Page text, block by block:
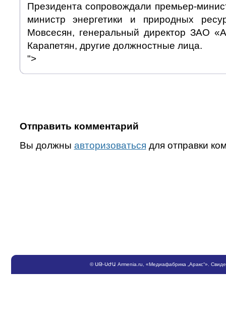
Президента сопровождали премьер-
министр энергетики и природных
Мовсесян, генеральный директор ЗАО
Карапетян, другие должностные лица.
">
Отправить комментарий
Вы должны авторизоваться для отправки
©ՍԹ-ՍԺԱ Armenia.ru , «Медиафабрика „Аракс“».